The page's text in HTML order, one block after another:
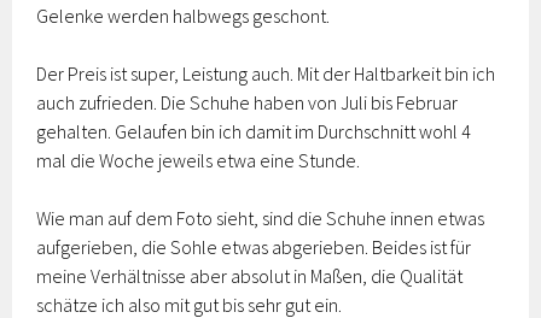
Gelenke werden halbwegs geschont.
Der Preis ist super, Leistung auch. Mit der Haltbarkeit bin ich
auch zufrieden. Die Schuhe haben von Juli bis Februar
gehalten. Gelaufen bin ich damit im Durchschnitt wohl 4
mal die Woche jeweils etwa eine Stunde.
Wie man auf dem Foto sieht, sind die Schuhe innen etwas
aufgerieben, die Sohle etwas abgerieben. Beides ist für
meine Verhältnisse aber absolut in Maßen, die Qualität
schätze ich also mit gut bis sehr gut ein.